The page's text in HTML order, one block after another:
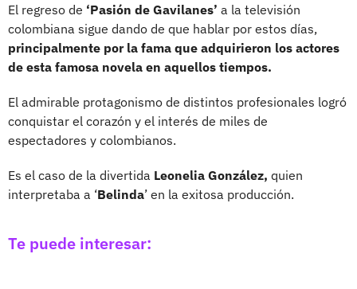
El regreso de ‘Pasión de Gavilanes’ a la televisión
colombiana sigue dando de que hablar por estos días,
principalmente por la fama que adquirieron los actores
de esta famosa novela en aquellos tiempos.
El admirable protagonismo de distintos profesionales logró
conquistar el corazón y el interés de miles de
espectadores y colombianos.
Es el caso de la divertida Leonelia González, quien
interpretaba a ‘Belinda’ en la exitosa producción.
Te puede interesar: